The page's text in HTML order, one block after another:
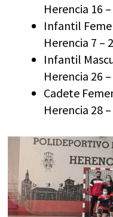
Herencia 16
Infantil
Herencia 7 –
Infantil
Herencia 26
Cadete
Herencia 28